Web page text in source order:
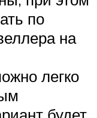
по
на
легко